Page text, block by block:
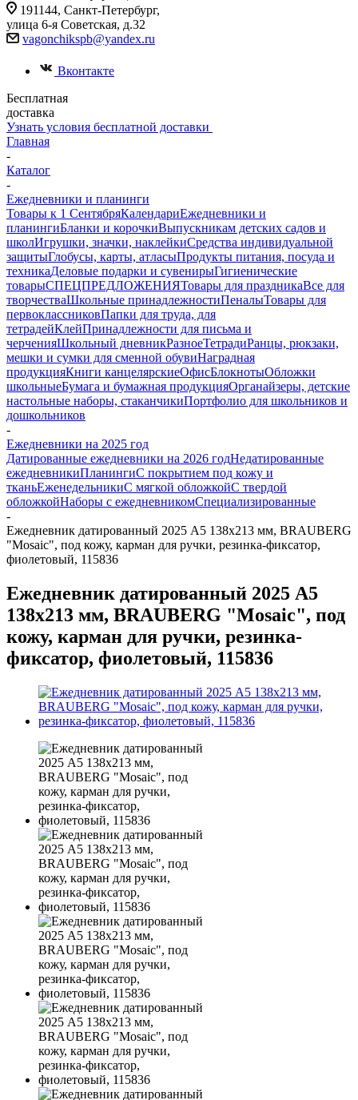
191144, Санкт-Петербург,
улица 6-я Советская, д.32
vagonchikspb@yandex.ru
Вконтакте
Бесплатная
доставка
Узнать условия бесплатной доставки
Главная
-
Каталог
-
Ежедневники и планинги
Товары к 1 СентябряКалендариЕжедневники и
планингиБланки и корочкиВыпускникам детских садов и
школИгрушки, значки, наклейкиСредства индивидуальной
защитыГлобусы, карты, атласыПродукты питания, посуда и
техникаДеловые подарки и сувенирыГигиенические
товарыСПЕЦПРЕДЛОЖЕНИЯТовары для праздникаВсе для
творчестваШкольные принадлежностиПеналыТовары для
первоклассниковПапки для труда, для
тетрадейКлейПринадлежности для письма и
черченияШкольный дневникРазноеТетрадиРанцы, рюкзаки,
мешки и сумки для сменной обувиНаградная
продукцияКниги канцелярскиеОфисБлокнотыОбложки
школьныеБумага и бумажная продукцияОрганайзеры, детские
настольные наборы, стаканчикиПортфолио для школьников и
дошкольников
-
Ежедневники на 2025 год
Датированные ежедневники на 2026 годНедатированные
ежедневникиПланингиС покрытием под кожу и
тканьЕженедельникиС мягкой обложкойС твердой
обложкойНаборы с ежедневникомСпециализированные
-
Ежедневник датированный 2025 А5 138x213 мм, BRAUBERG
"Mosaic", под кожу, карман для ручки, резинка-фиксатор,
фиолетовый, 115836
Ежедневник датированный 2025 А5
138x213 мм, BRAUBERG "Mosaic", под
кожу, карман для ручки, резинка-
фиксатор, фиолетовый, 115836